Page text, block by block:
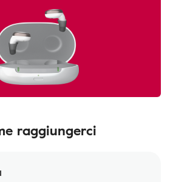
raggiungerci